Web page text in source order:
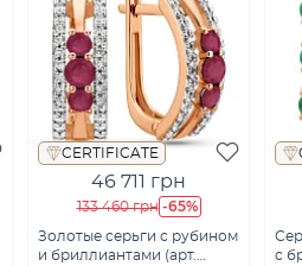
CERTIFICATE
46 711 грн
133 460 грн -65%
Золотые серьги с рубином
и бриллиантами (арт.
с